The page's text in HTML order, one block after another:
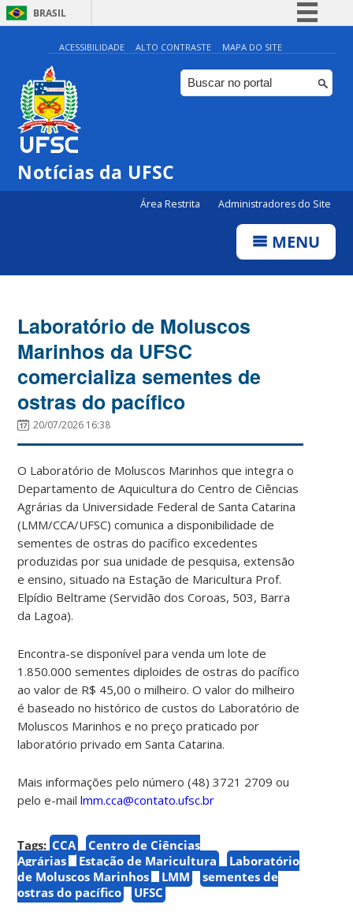
BRASIL
Simplifique!
Comunica BR
Participe
ACESSIBILIDADE ALTO CONTRASTE MAPA DO SITE
Notícias da UFSC
Área Restrita Administradores do Site
MENU
Laboratório de Moluscos
Marinhos da UFSC
comercializa sementes de
ostras do pacífico
20/07/2026 16:38
O Laboratório de Moluscos Marinhos que integra o
Departamento de Aquicultura do Centro de Ciências
Agrárias da Universidade Federal de Santa Catarina
(LMM/CCA/UFSC) comunica a disponibilidade de
sementes de ostras do pacífico excedentes
produzidas por sua unidade de pesquisa, extensão
e ensino, situado na Estação de Maricultura Prof.
Elpídio Beltrame (Servidão dos Coroas, 503, Barra
da Lagoa).
Encontra-se disponível para venda um lote de
1.850.000 sementes diploides de ostras do pacífico
ao valor de R$ 45,00 o milheiro.O valor do milheiro
é baseado no histórico de custos do Laboratório de
Moluscos Marinhos e no preço praticado por
laboratório privado em Santa Catarina.
Mais informações pelo número (48) 3721 2709 ou
pelo e-maillmm.cca@contato.ufsc.br
Tags: CCA
Centro de Ciências
Agrárias
Estação de Maricultura
Laboratório
de Moluscos Marinhos
LMM
sementes de
ostras do pacífico
UFSC